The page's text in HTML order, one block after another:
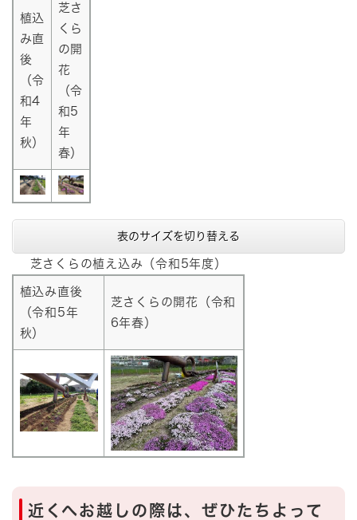
植込
み直
後
（令
和4
年
秋）
芝さ
くら
の開
花
（令
和5
年
春）
表のサイズを切り替える
芝さくらの植え込み（令和5年度）
植込み直後
（令和5年
秋）
芝さくらの開花（令和
6年春）
近くへお越しの際は、ぜひたちよって